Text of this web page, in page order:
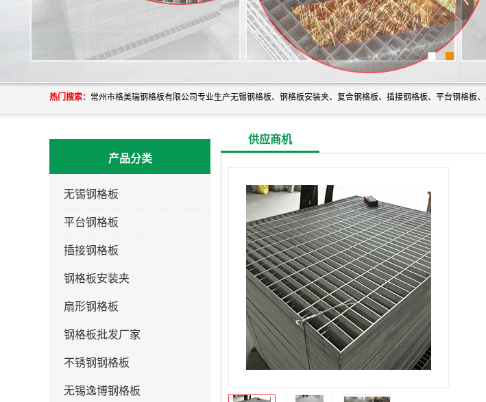
热门搜索：
产品分类
无锡钢格板
平台钢格板
插接钢格板
钢格板安装夹
扇形钢格板
钢格板批发厂家
不锈钢钢格板
无锡逸博钢格板
供应商机